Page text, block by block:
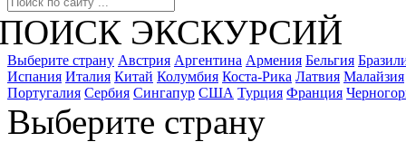
ЭКСКУРСИЙ
Выберите страну Австрия Аргентина Армения Бельгия
Испания Италия Китай Колумбия Коста-Рика Латвия Малайзия
Португалия Сербия Сингапур США Турция Франция
Выберите страну